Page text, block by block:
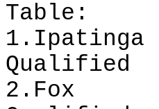
Table :
1. Ipatinga
Qualified
2. Fox